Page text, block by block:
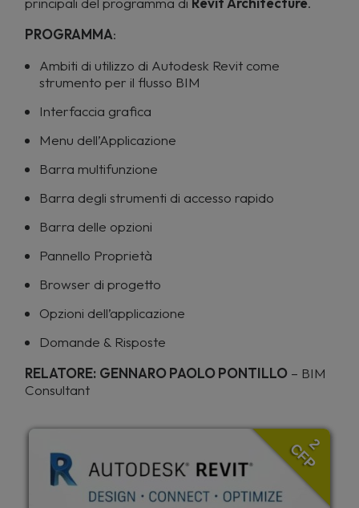
PROGRAMMA:
Ambiti di utilizzo di Autodesk Revit come
strumento per il flusso BIM
Interfaccia grafica
Menu dell’Applicazione
Barra multifunzione
Barra degli strumenti di accesso rapido
Barra delle opzioni
Pannello Proprietà
Browser di progetto
Opzioni dell’applicazione
Domande & Risposte
RELATORE: GENNARO PAOLO PONTILLO – BIM
Consultant
2
CFP